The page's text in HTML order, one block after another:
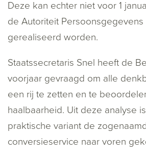
Deze kan echter niet voor 1
de Autoriteit
gerealiseerd worden.
Staatssecretaris Snel heeft de
voorjaar gevraagd om alle
een rij te zetten en te
haalbaarheid. Uit deze analyse
praktische variant de
conversieservice naar voren